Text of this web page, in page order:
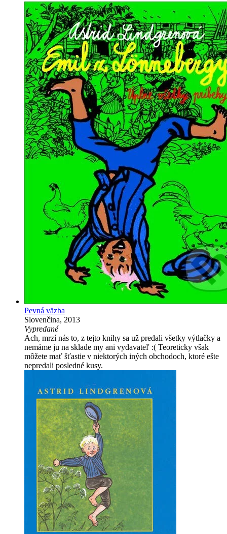
Pevná väzba
Slovenčina, 2013
Vypredané
Ach, mrzí nás to, z tejto knihy sa už predali všetky výtlačky a
nemáme ju na sklade my ani vydavateľ :( Teoreticky však
môžete mať šťastie v niektorých iných obchodoch, ktoré ešte
nepredali posledné kusy.